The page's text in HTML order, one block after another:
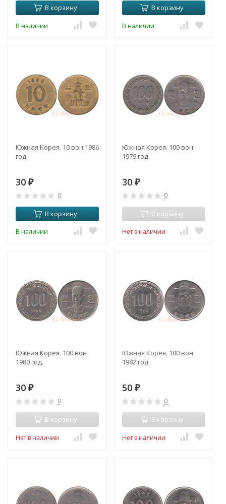
В корзину
В наличии
В корзину
В наличии
Южная Корея. 10 вон 1986
год.
30 ₽
0
В корзину
В наличии
Южная Корея. 100 вон
1979 год.
30 ₽
0
В корзину
Нет в наличии
Южная Корея. 100 вон
1980 год.
30 ₽
0
В корзину
Нет в наличии
Южная Корея. 100 вон
1982 год.
50 ₽
0
В корзину
Нет в наличии